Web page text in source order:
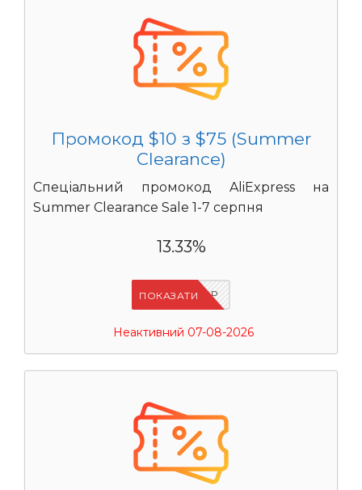
Промокод $10 з $75 (Summer
Clearance)
Спеціальний промокод AliExpress на
Summer Clearance Sale 1-7 серпня
13.33%
IFP8NASP
ПОКАЗАТИ
Неактивний 07-08-2026